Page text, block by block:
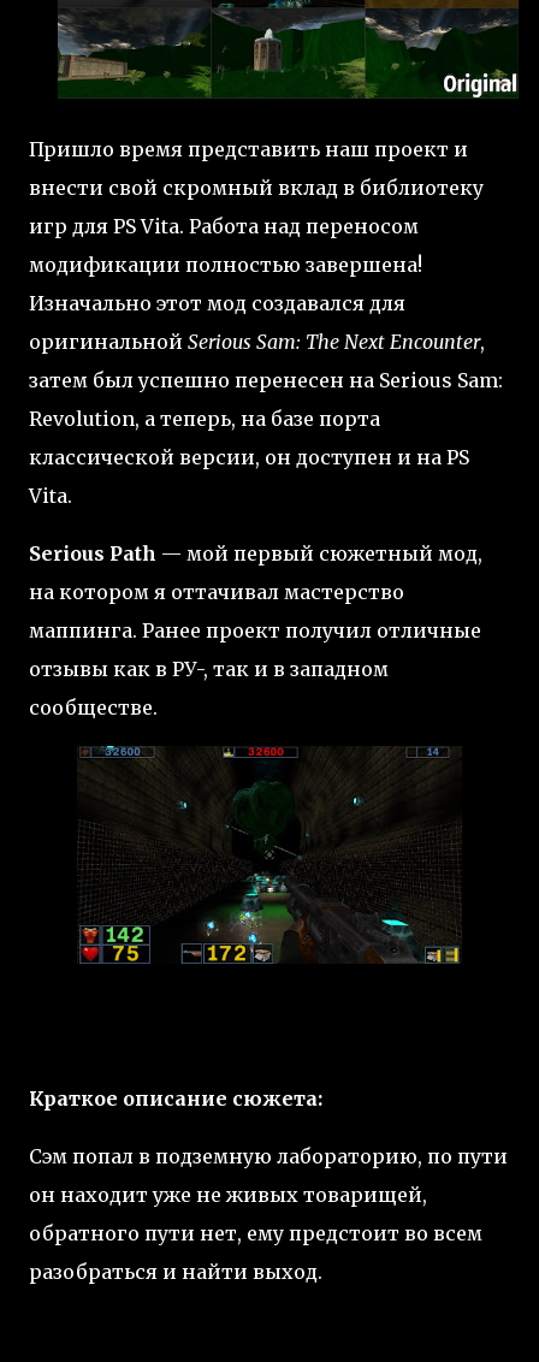
Пришло время представить наш проект и
внести свой скромный вклад в библиотеку
игр для PS Vita. Работа над переносом
модификации полностью завершена!
Изначально этот мод создавался для
оригинальной Serious Sam: The Next Encounter,
затем был успешно перенесен на Serious Sam:
Revolution, а теперь, на базе порта
классической версии, он доступен и на PS
Vita.
Serious Path — мой первый сюжетный мод,
на котором я оттачивал мастерство
маппинга. Ранее проект получил отличные
отзывы как в РУ-, так и в западном
сообществе.
Краткое описание сюжета:
Сэм попал в подземную лабораторию, по пути
он находит уже не живых товарищей,
обратного пути нет, ему предстоит во всем
разобраться и найти выход.